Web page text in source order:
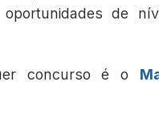
de
concurso é o